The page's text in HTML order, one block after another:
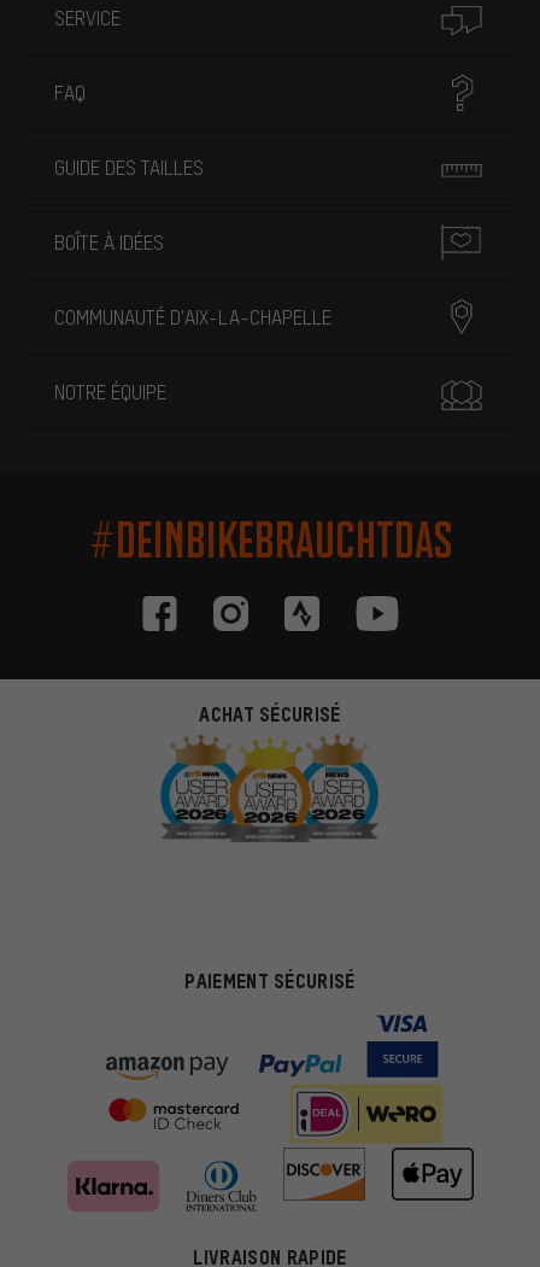
SERVICE
FAQ
GUIDE DES TAILLES
BOÎTE À IDÉES
COMMUNAUTÉ D'AIX-LA-CHAPELLE
NOTRE ÉQUIPE
#DEINBIKEBRAUCHTDAS
ACHAT SÉCURISÉ
PAIEMENT SÉCURISÉ
LIVRAISON RAPIDE